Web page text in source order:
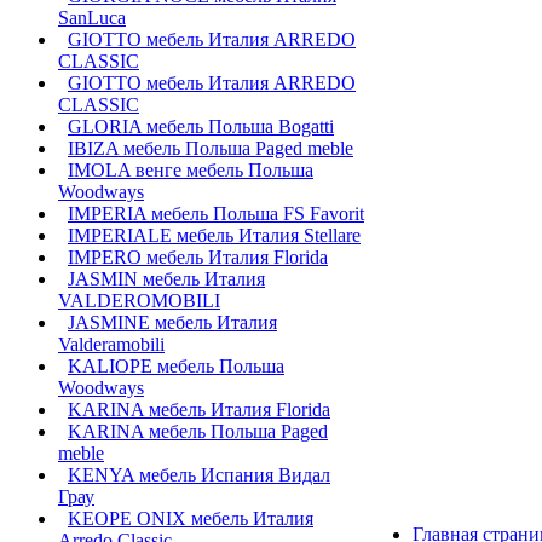
SanLuca
GIOTTO мебель Италия ARREDO
CLASSIC
GIOTTO мебель Италия ARREDO
CLASSIC
GLORIA мебель Польша Bogatti
IBIZA мебель Польша Paged meble
IMOLA венге мебель Польша
Woodways
IMPERIA мебель Польша FS Favorit
IMPERIALE мебель Италия Stellare
IMPERO мебель Италия Florida
JASMIN мебель Италия
VALDEROMOBILI
JASMINE мебель Италия
Valderamobili
KALIOPE мебель Польша
Woodways
KARINA мебель Италия Florida
KARINA мебель Польша Paged
meble
KENYA мебель Испания Видал
Грау
KEOPE ONIX мебель Италия
Главная